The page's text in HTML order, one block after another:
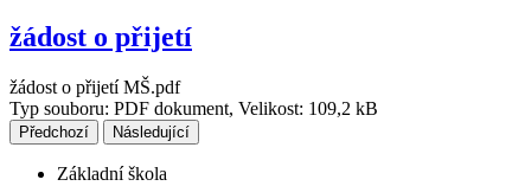
žádost o přijetí
žádost o přijetí MŠ.pdf
Typ souboru: PDF dokument, Velikost: 109,2 kB
Předchozí Následující
Základní škola